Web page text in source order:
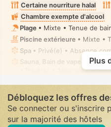
Certaine nourriture halal
Chambre exempte d'alcool
Plage • Mixte • Tenue de
Piscine extérieure • Mixte •
Spa • Privé(e) • Absence
Sauna, Bain de vapeur,
• Privé(e) • Absence
complète de vis à vis
Plus
Débloquez les offres
Se connecter ou s'inscrire
sur la majorité des hôtels